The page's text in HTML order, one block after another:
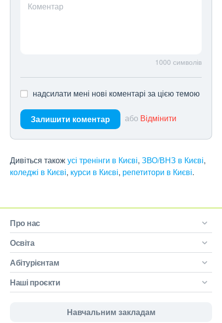
Коментар
1000 символів
надсилати мені нові коментарі за цією темою
Залишити коментар або Відмінити
Дивіться такожусі тренінги в Києві, ЗВО/ВНЗ в Києві,
коледжі в Києві, курси в Києві, репетитори в Києві.
Про нас
Освіта
Абітурієнтам
Наші проєкти
Навчальним закладам